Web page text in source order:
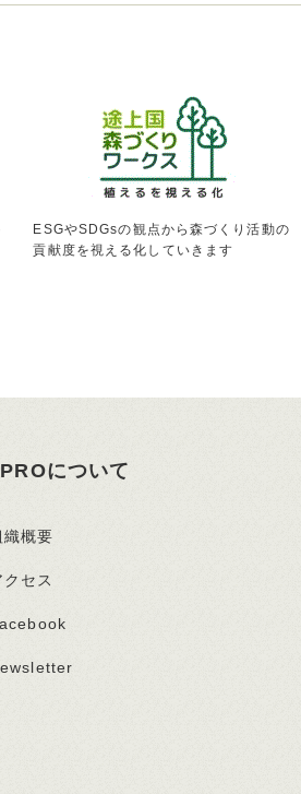
ESGやSDGsの観点から森づくり活動の
貢献度を視える化していきます
について
織概要
クセス